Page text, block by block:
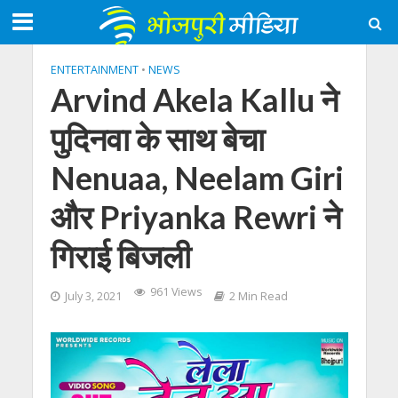
ENTERTAINMENT • NEWS
Arvind Akela Kallu ने
पुदिनवा के साथ बेचा
Nenuaa, Neelam Giri
और Priyanka Rewri ने
गिराई बिजली
July 3, 2021 961 Views 2 Min Read